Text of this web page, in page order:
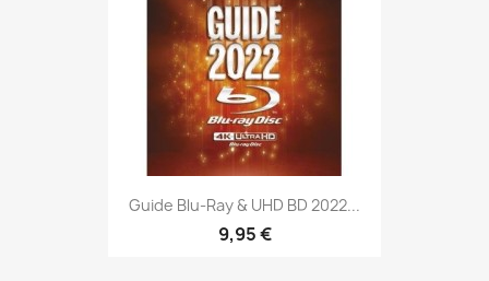
Guide Blu-Ray & UHD BD 2022...
9,95 €